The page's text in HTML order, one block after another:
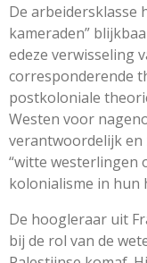
De arbeidersklasse
kameraden”
edeze verwisseling
corresponderende
postkoloniale
Westen voor
verantwoordelijk en
“witte westerlingen
kolonialisme in hun
De hoogleraar uit
bij de rol van de